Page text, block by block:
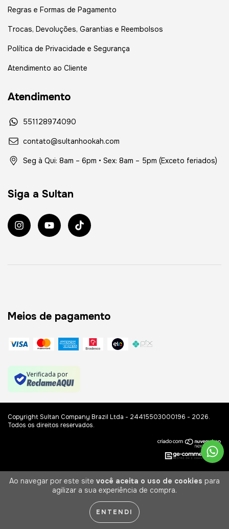
Ao navegar por este site você aceita o uso de cookies para
agilizar a sua experiência de compra.
ENTENDI
Regras e Formas de Pagamento
Trocas, Devoluções, Garantias e Reembolsos
Política de Privacidade e Segurança
Atendimento ao Cliente
Atendimento
551128974090
contato@sultanhookah.com
Seg à Qui: 8am – 6pm • Sex: 8am – 5pm (Exceto feriados)
Siga a Sultan
Meios de pagamento
Verificada por
Copyright Sultan Company Brazil Ltda - 24415503000196 - 2026.
Todos os direitos reservados.